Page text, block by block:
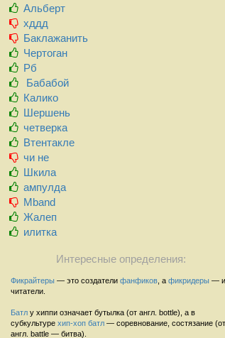
Альберт
хддд
Баклажанить
Чертоган
Рб
Бабабой
Калико
Шершень
четверка
Втентакле
чи не
Шкила
ампулда
Mband
Жалеп
илитка
Интересные определения:
Фикрайтеры — это создатели фанфиков , а фикридеры —
читатели.
Батл у хиппи означает бутылка (от англ. bottle), а в
субкультуре хип-хоп батл — соревнование, состязание (от
англ. battle — битва).